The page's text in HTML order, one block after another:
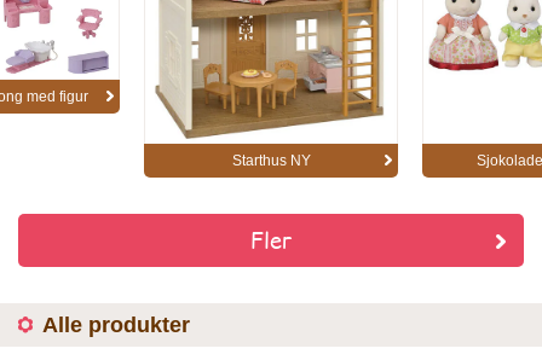
med figur
Starthus NY
Fler
Alle produkter